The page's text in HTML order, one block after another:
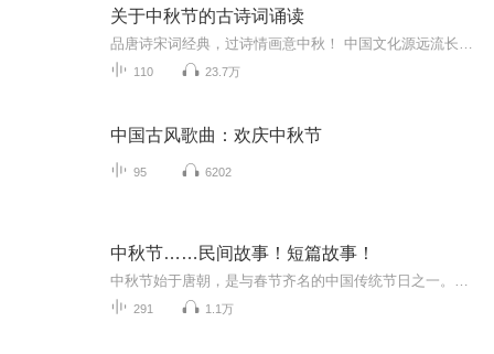
关于中秋节的古诗词诵读
110 23.7万
中国古风歌曲：欢庆中秋节
95 6202
中秋节……民间故事！短篇故事！
291 1.1万